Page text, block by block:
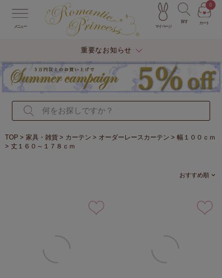
メニュー マイページ
探す カート
0
重要なお知らせ
TOP 家具・雑貨 カーテン オーダーレースカーテン
幅１００ｃｍ
丈１６０～１７８ｃｍ
おすすめ順